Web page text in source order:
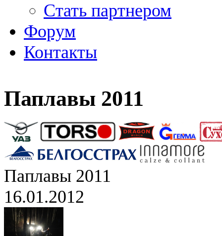
Стать партнером
Форум
Контакты
Паплавы 2011
Паплавы 2011
16.01.2012